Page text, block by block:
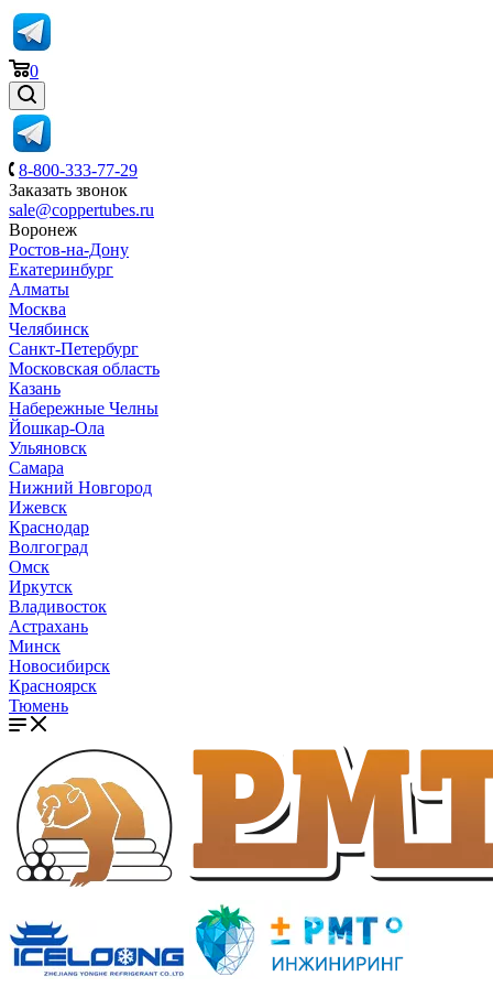
0
8-800-333-77-29
Заказать звонок
sale@coppertubes.ru
Воронеж
Ростов-на-Дону
Екатеринбург
Алматы
Москва
Челябинск
Санкт-Петербург
Московская область
Казань
Набережные Челны
Йошкар-Ола
Ульяновск
Самара
Нижний Новгород
Ижевск
Краснодар
Волгоград
Омск
Иркутск
Владивосток
Астрахань
Минск
Новосибирск
Красноярск
Тюмень